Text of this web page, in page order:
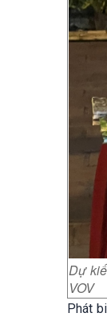
Dự
VOV
Phát